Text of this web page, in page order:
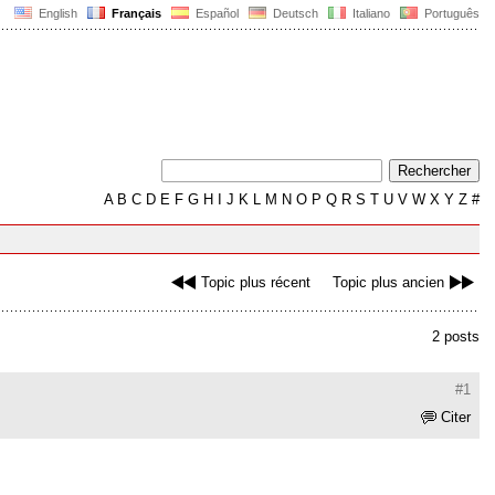
English Français Español Deutsch Italiano Português
AB C D E F G H J K L M N O P Q R S T U V W X Y Z #
Topic plus récent Topic plus ancien
2 posts
#1
Citer